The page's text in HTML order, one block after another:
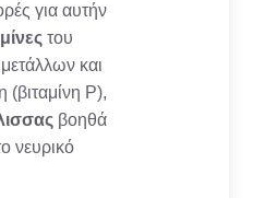
για αυτήν
του
και
(βιταμίνη P),
βοηθά
νευρικό